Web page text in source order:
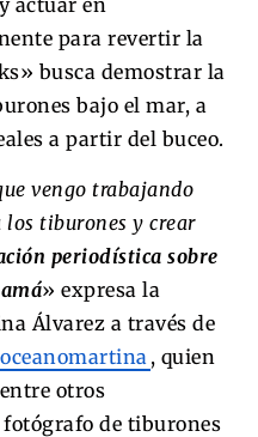
para revertir la
busca demostrar la
bajo el mar, a
a partir del buceo.
vengo trabajando
los tiburones y crear
periodística sobre
» expresa la
Álvarez a través de
, quien
otros
de tiburones